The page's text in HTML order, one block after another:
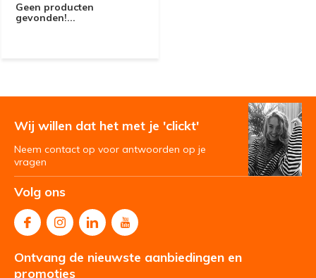
Geen producten
gevonden!...
Wij willen dat het met je 'clickt'
Neem contact op voor antwoorden op je
vragen
Volg ons
Ontvang de nieuwste aanbiedingen en
promoties